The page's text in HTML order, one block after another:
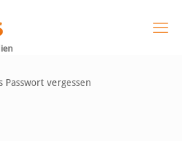
Passwort vergessen